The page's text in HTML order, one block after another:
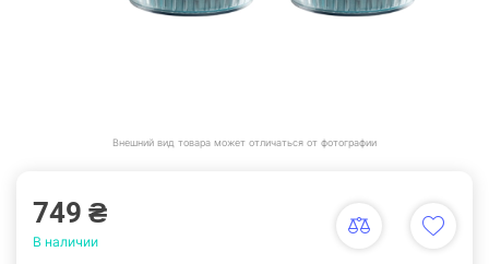
Внешний вид товара может отличаться от фотографии
749 ₴
В наличии